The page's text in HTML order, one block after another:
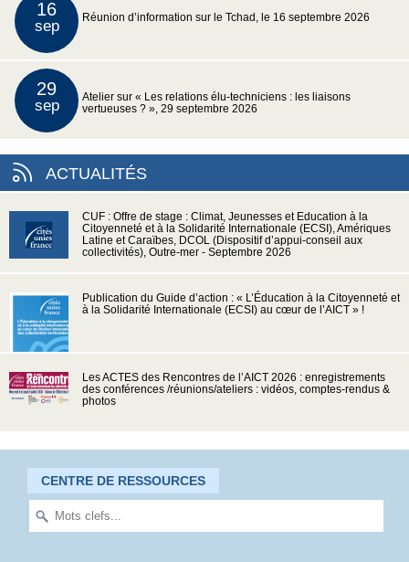
16
sep Réunion d’information sur le Tchad, le 16 septembre 2026
29
sep
Atelier sur « Les relations élu-techniciens : les liaisons
vertueuses ? », 29 septembre 2026
ACTUALITÉS
CUF : Offre de stage : Climat, Jeunesses et Education à la
Citoyenneté et à la Solidarité Internationale (ECSI), Amériques
Latine et Caraïbes, DCOL (Dispositif d’appui-conseil aux
collectivités), Outre-mer - Septembre 2026
Publication du Guide d’action : « L’Éducation à la Citoyenneté et
à la Solidarité Internationale (ECSI) au cœur de l’AICT » !
Les ACTES des Rencontres de l’AICT 2026 : enregistrements
des conférences /réunions/ateliers : vidéos, comptes-rendus &
photos
CENTRE DE RESSOURCES